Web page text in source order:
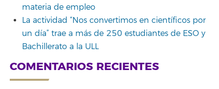
materia de empleo
La actividad “Nos convertimos en científicos por
un día” trae a más de 250 estudiantes de ESO y
Bachillerato a la ULL
COMENTARIOS RECIENTES